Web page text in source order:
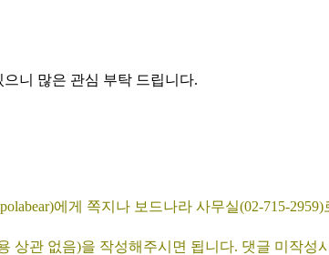
니 많은 관심 부탁 드립니다.
에게 쪽지나 보드나라 사무실(02-715-
상관 없음)을 작성해주시면 됩니다. 댓글 미작성